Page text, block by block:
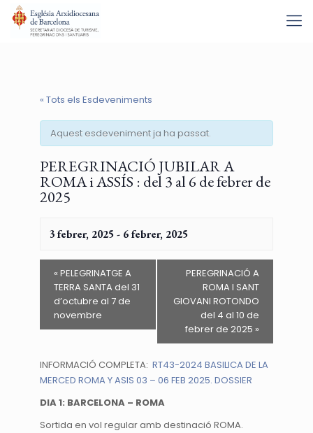
« Tots els Esdeveniments
Aquest esdeveniment ja ha passat.
PEREGRINACIÓ JUBILAR A
ROMA i ASSÍS : del 3 al 6 de febrer de
2025
3 febrer, 2025- 6 febrer, 2025
« PELEGRINATGE A
TERRA SANTA del 31
d’octubre al 7 de
novembre
PEREGRINACIÓ A
ROMA I SANT
GIOVANI ROTONDO
del 4 al 10 de
febrer de 2025 »
INFORMACIÓ COMPLETA: RT43-2024 BASILICA DE LA
MERCED ROMA Y ASIS 03 – 06 FEB 2025. DOSSIER
DIA 1: BARCELONA – ROMA
Sortida en vol regular amb destinació ROMA.